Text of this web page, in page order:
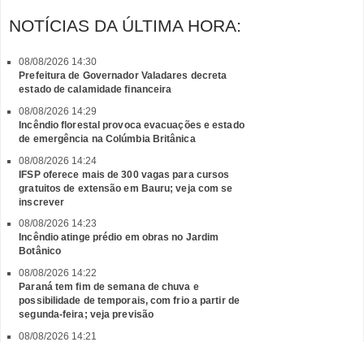
NOTÍCIAS DA ÚLTIMA HORA:
08/08/2026 14:30
Prefeitura de Governador Valadares decreta
estado de calamidade financeira
08/08/2026 14:29
Incêndio florestal provoca evacuações e estado
de emergência na Colúmbia Britânica
08/08/2026 14:24
IFSP oferece mais de 300 vagas para cursos
gratuitos de extensão em Bauru; veja com se
inscrever
08/08/2026 14:23
Incêndio atinge prédio em obras no Jardim
Botânico
08/08/2026 14:22
Paraná tem fim de semana de chuva e
possibilidade de temporais, com frio a partir de
segunda-feira; veja previsão
08/08/2026 14:21